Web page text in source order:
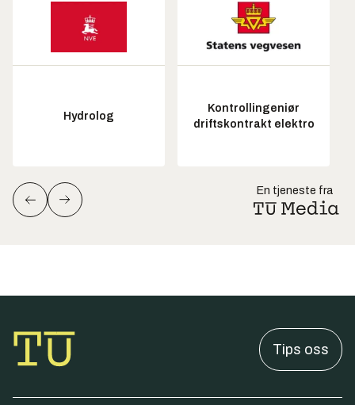
Hydrolog
Kontrollingeniør
driftskontrakt elektro
En tjeneste fra
Tips oss